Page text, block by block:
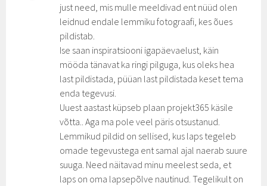
just need, mis mulle meeldivad ent nüüd olen
leidnud endale lemmiku fotograafi, kes õues
pildistab.
Ise saan inspiratsiooni igapäevaelust, käin
mööda tänavat ka ringi pilguga, kus oleks hea
last pildistada, püüan last pildistada keset tema
enda tegevusi.
Uuest aastast küpseb plaan projekt365 käsile
võtta.. Aga ma pole veel päris otsustanud.
Lemmikud pildid on sellised, kus laps tegeleb
omade tegevustega ent samal ajal naerab suure
suuga. Need näitavad minu meelest seda, et
laps on oma lapsepõlve nautinud. Tegelikult on